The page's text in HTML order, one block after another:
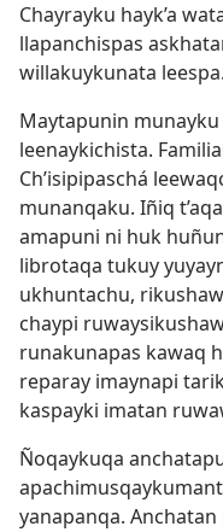
Chayrayku hayk’a
llapanchispas
willakuykunata leespa.
Maytapunin
leenaykichista.
Ch’isipipaschá
munanqaku. Iñiq
amapuni ni huk
librotaqa tukuy
ukhuntachu,
chaypi
runakunapas kawaq
reparay imaynapi
kaspayki imatan
Ñoqaykuqa
yanapanqa.